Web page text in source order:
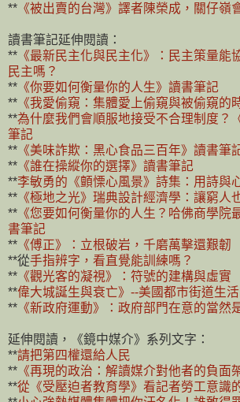
** 《被出賣的台灣》譯者陳榮成，關仔嶺
讀書筆記延伸閱讀：
** 《最新民主化與民主化》：民主策量能
民主嗎？
** 《你要如何衡量你的人生》讀書筆記
** 《我愛偷窺：集體愛上偷窺與被偷窺的
**為什麼我們會順服地接受不合理制度？
筆記
** 《美味詐欺：黑心食品三百年》讀書筆
** 《誰在操縱你的選擇》讀書筆記
**李敏勇的《顫慄心風景》詩集：用詩與
** 《極地之光》瑞典設計經濟學：讓窮人
** 《您要如何衡量你的人生？哈佛商學院
書筆記
** 《傅正》：立根破岩，千磨萬擊還艱韌
**從手指辨字，看直覺能訓練嗎？
** 《觀光客的凝視》：符號的建構與虛實
**偉大城誕生與衰亡》--美國都市街道生
** 《新政府運動》：政府部門在意的當然
延伸閱讀，《鏡中媒介》系列文字：
**請把第四權還給人民
** 《再現的政治：解讀媒介對他者的負面
**從《受壓迫者教育學》看記者勞工意識